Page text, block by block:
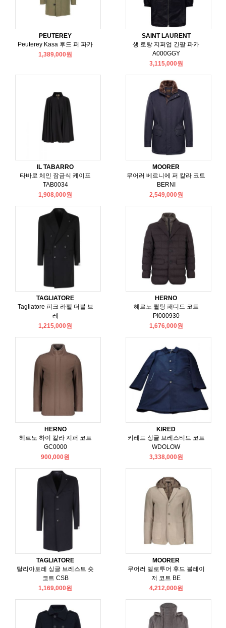
PEUTEREY
Peuterey Kasa 후드 퍼 파카
1,389,000원
SAINT LAURENT
생 로랑 지퍼업 긴팔 파카
A000GGY
3,115,000원
IL TABARRO
타바로 체인 잠금식 케이프
TAB0034
1,908,000원
MOORER
무어러 베르니에 퍼 칼라 코트
BERNI
2,549,000원
TAGLIATORE
Tagliatore 피크 라펠 더블 브
레
1,215,000원
HERNO
헤르노 퀼팅 패디드 코트
PI000930
1,676,000원
HERNO
헤르노 하이 칼라 지퍼 코트
GC0000
900,000원
KIRED
키레드 싱글 브레스티드 코트
WDOLOW
3,338,000원
TAGLIATORE
탈리아토레 싱글 브레스트 숏
코트 CSB
1,169,000원
MOORER
무어러 벨로투어 후드 블레이
저 코트 BE
4,212,000원